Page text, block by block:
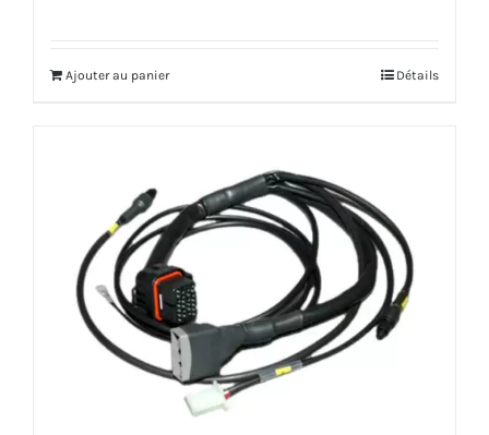
Ajouter au panier Détails